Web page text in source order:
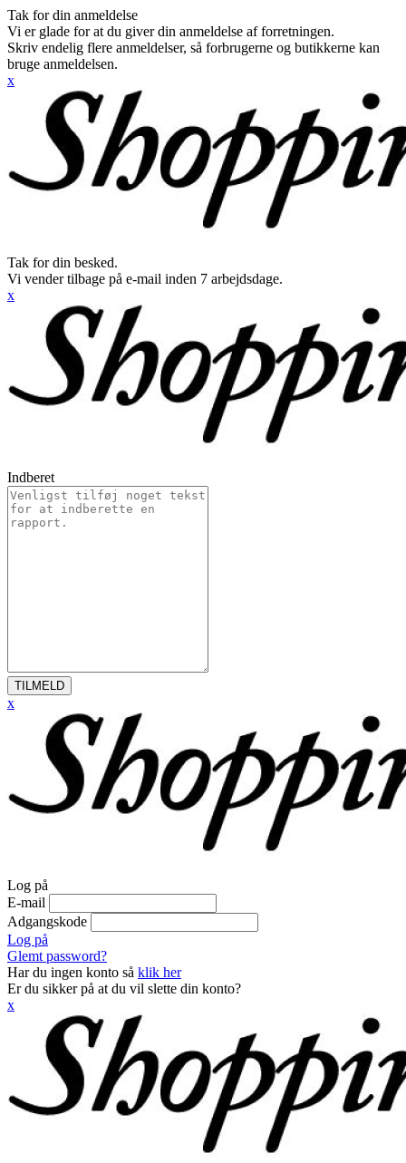
Tak for din anmeldelse
Vi er glade for at du giver din anmeldelse af forretningen.
Skriv endelig flere anmeldelser, så forbrugerne og butikkerne kan
bruge anmeldelsen.
x
Tak for din besked.
Vi vender tilbage på e-mail inden 7 arbejdsdage.
x
Indberet
TILMELD
x
Log på
E-mail
Adgangskode
Log på
Glemt password?
Har du ingen konto så klik her
Er du sikker på at du vil slette din konto?
x